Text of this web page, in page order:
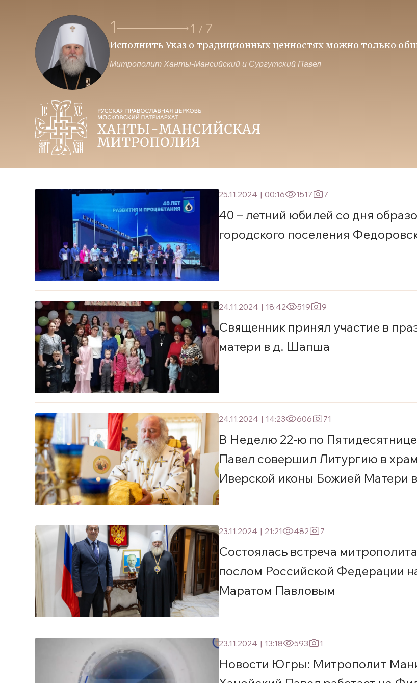
1 1 / 7
Исполнить Указ о традиционных ценностях можно только
Митрополит Ханты-Мансийский и Сургутский Павел
25.11.2024 | 00:16 1517 7
40 – летний юбилей со дня
городского поселения
24.11.2024 | 18:42 519 9
Священник принял участие в
матери в д. Шапша
24.11.2024 | 14:23 606 71
В Неделю 22-ю по
Павел совершил Литургию в
Иверской иконы Божией Матери
23.11.2024 | 21:21 482 7
Состоялась встреча
послом Российской Федерации
Маратом Павловым
23.11.2024 | 13:18 593 1
Новости Югры: Митрополит